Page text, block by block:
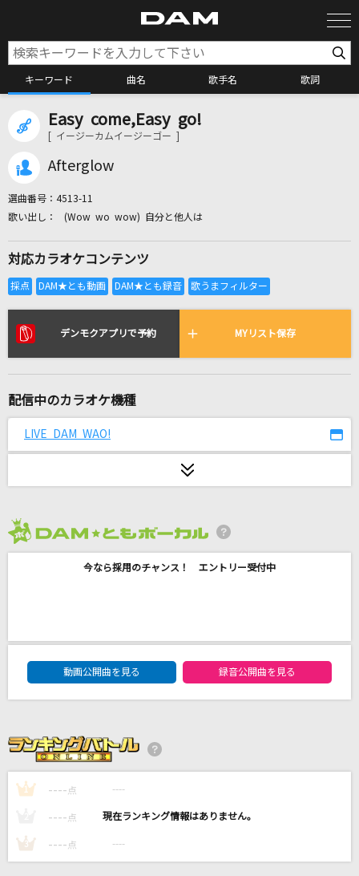
キーワード 曲名 歌手名 歌詞
カラオケ検索
全国りれき
リアルタイムで歌われている曲の一覧
マル・マル・モリ・モリ!
[生音]君はロックを聴かない
ハレンチ
My Hair is Bad
[生音]366日
My Soul,Your Beats!
Easy come,Easy go!
[ イージーカムイージーゴー ]
Afterglow
選曲番号： 4513-11
(Wow wo wow) 自分と他人は
対応カラオケコンテンツ
デンモクアプリで予約 MYリスト保存
配信中のカラオケ機種
LIVE DAM WAO!
今なら採用のチャンス！ エントリー受付中
DAM★ともボーカルエントリーランキング
動画公開曲を見る
録音公開曲を見る
1 ---- 点 ----
---- 点 ----
3 ---- 点 ----